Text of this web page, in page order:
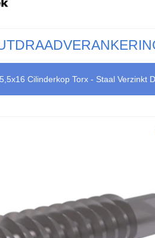
Cilinderkop Torx - Staal Verzinkt